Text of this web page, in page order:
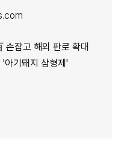
손잡고 해외 판로 확대
'아기돼지 삼형제'